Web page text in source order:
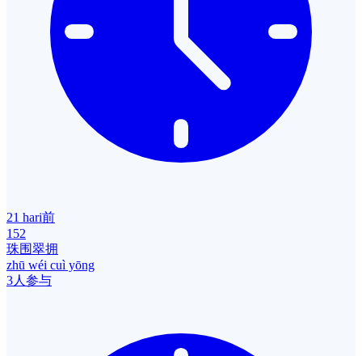
21 hari前
152
珠围翠拥
zhū wéi cuì yōng
3人参与